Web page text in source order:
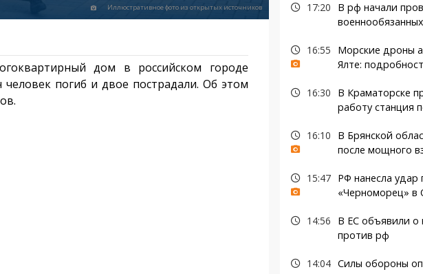
Иллюстративное фото из открытых источников
дом в российском городе
человек погиб и двое пострадали. Об этом
17:20
В рф начали
военнообязанных
16:55
Морские дроны
Ялте:
16:30
В Краматорске
работу станция
16:10
В Брянской
после мощного
15:47
РФ нанесла удар
«Черноморец» в
14:56
В ЕС объявили о
против рф
14:04 Силы обороны